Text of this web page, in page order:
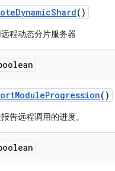
DynamicShard()
程动态分片服务器
ModuleProgression()
告远程调用的进度。